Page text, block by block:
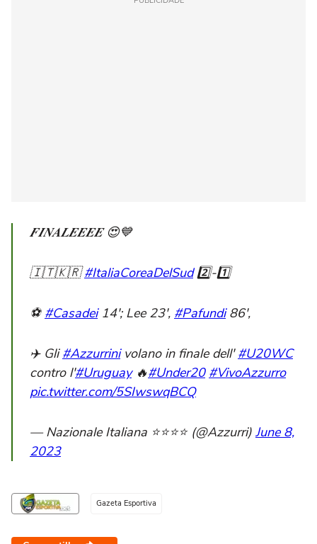
𝑭𝑰𝑵𝑨𝑳𝑬𝑬𝑬𝑬 😍💙
🇮🇹🇰🇷#ItaliaCoreaDelSud2️⃣-1️⃣
⚽ #Casadei14′; Lee 23′, #Pafundi86′,
✈️ Gli#Azzurrinivolano in finale dell'#U20WC
contro l'#Uruguay🔥#Under20 #VivoAzzurro
pic.twitter.com/5SIwswqBCQ
— Nazionale Italiana ⭐️⭐️⭐️⭐️ (@Azzurri) June 8,
2023
Gazeta Esportiva